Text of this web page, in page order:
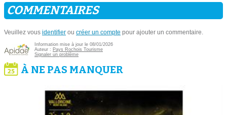
COMMENTAIRES
Veuillez vous identifier ou créer un compte pour ajouter un commentaire.
Information mise à jour le 08/01/2026
Auteur : Pays Rochois Tourisme
Signaler un problème
À NE PAS MANQUER